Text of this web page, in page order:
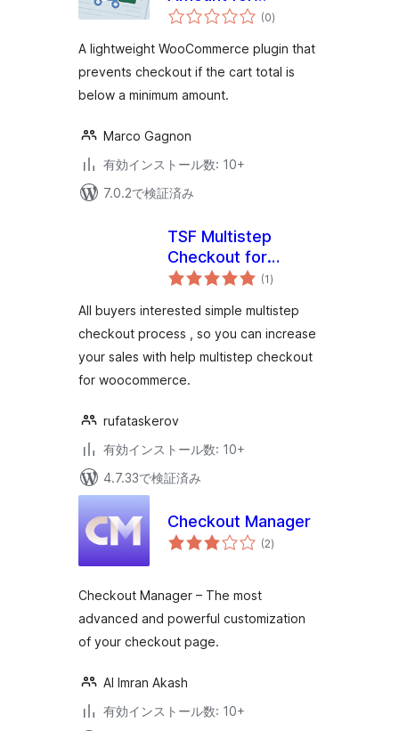
WooCommerce
(0個
の
価
)
A lightweight WooCommerce plugin that
prevents checkout if the cart total is
below a minimum amount.
Marco Gagnon
有効インストール数: 10+
7.0.2で検証済み
TSF Multistep
Checkout for
WooCommerce
(1個
の
価
)
All buyers interested simple multistep
checkout process , so you can increase
your sales with help multistep checkout
for woocommerce.
rufataskerov
有効インストール数: 10+
4.7.33で検証済み
Checkout Manager
(2個
の)
Checkout Manager – The most
advanced and powerful customization
of your checkout page.
Al Imran Akash
有効インストール数: 10+